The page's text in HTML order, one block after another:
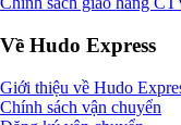
Về Hudo Express
Giới thiệu về Hudo
Chính sách vận chuyển